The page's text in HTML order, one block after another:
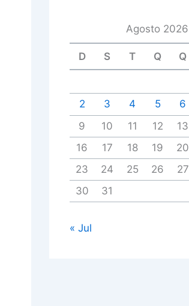
Agosto 2026
D S T Q Q
2
3 4 5 6
9
10 11 12 13
16
17 18 19 20
23
24 25 26 27
30
31
« Jul